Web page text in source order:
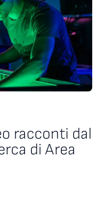
racconti dal
di Area